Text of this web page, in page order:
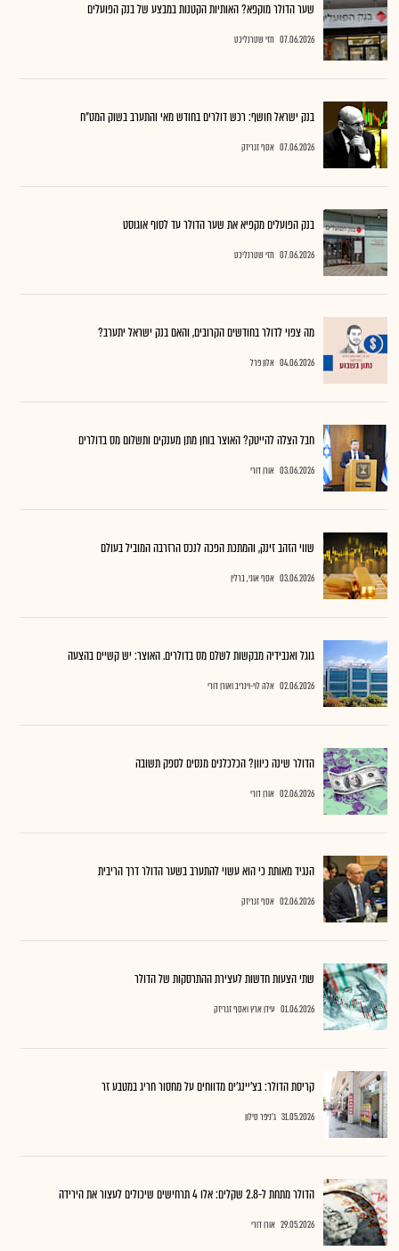
שער הדולר מוקפא? האותיות הקטנות במבצע של בנק הפועלים
07.06.2026 חזי שטרנליכט
בנק ישראל חושף: רכש דולרים בחודש מאי והתערב בשוק המט"ח
07.06.2026 אסף זגריזק
בנק הפועלים מקפיא את שער הדולר עד לסוף אוגוסט
07.06.2026 חזי שטרנליכט
מה צפוי לדולר בחודשים הקרובים, והאם בנק ישראל יתערב?
04.06.2026 אלון פרל
חבל הצלה להייטק? האוצר בוחן מתן מענקים ותשלום מס בדולרים
03.06.2026 אורן דורי
שווי הזהב זינק, והמתכת הפכה לנכס הרזרבה המוביל בעולם
03.06.2026 אסף אוני, ברלין
גוגל ואנבידיה מבקשות לשלם מס בדולרים. האוצר: יש קשיים בהצעה
02.06.2026 אלה לוי-וינריב ואורן דורי
הדולר שינה כיוון? הכלכלנים מנסים לספק תשובה
02.06.2026 אורן דורי
הנגיד מאותת כי הוא עשוי להתערב בשער הדולר דרך הריבית
02.06.2026 אסף זגריזק
שתי הצעות חדשות לעצירת ההתרסקות של הדולר
01.06.2026 עידן ארץ ואסף זגריזק
קריסת הדולר: בצ'יינג'ים מדווחים על מחסור חריג במטבע זר
31.05.2026 ג'ניפר סילון
הדולר מתחת ל-2.8 שקלים: אלו 4 תרחישים שיכולים לעצור את הירידה
29.05.2026 אורן דורי